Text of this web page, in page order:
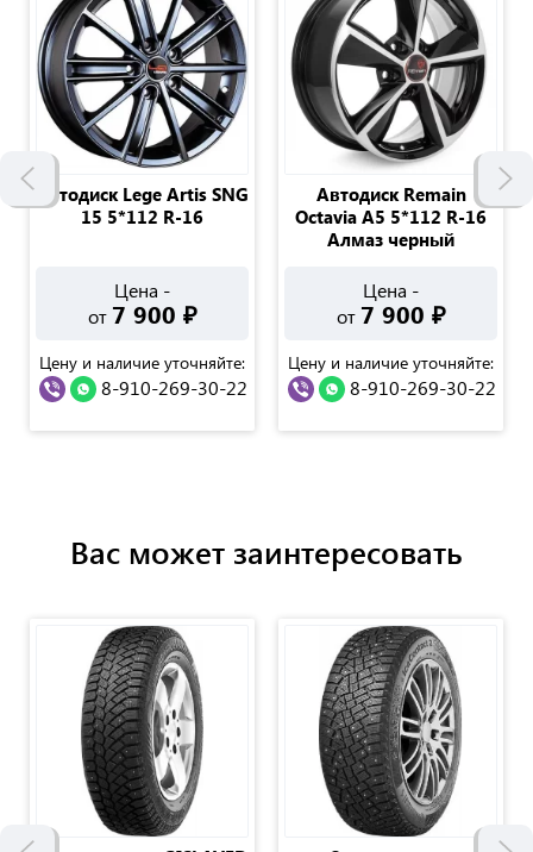
Автодиск Lege Artis SNG
15 5*112 R-16
Цена -
от 7 900 ₽
Цену и наличие уточняйте:
8-910-269-30-22
Автодиск Remain
Octavia A5 5*112 R-16
Алмаз черный
Цена -
от 7 900 ₽
Цену и наличие уточняйте:
8-910-269-30-22
Вас может заинтересовать